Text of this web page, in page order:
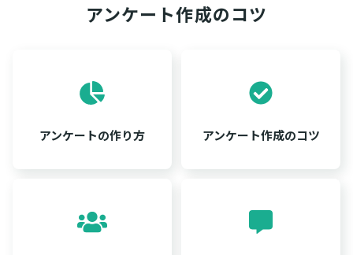
アンケート作成のコツ
アンケートの作り方 アンケート作成のコツ